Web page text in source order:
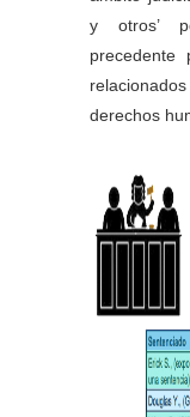
y otros’
precedente
derechos